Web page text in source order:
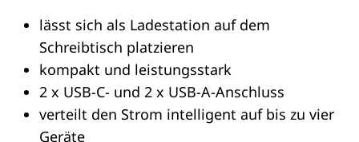
lässt sich als Ladestation auf dem
Schreibtisch platzieren
kompakt und leistungsstark
2 x USB-C- und 2 x USB-A-Anschluss
verteilt den Strom intelligent auf bis zu vier
Geräte